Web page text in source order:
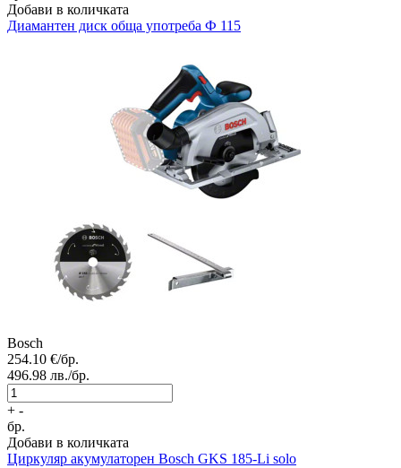
Добави в количката
Диамантен диск обща употреба Ф 115
Bosch
254.10 €/бр.
496.98 лв./бр.
+ -
бр.
Добави в количката
Циркуляр акумулаторен Bosch GKS 185-Li solo